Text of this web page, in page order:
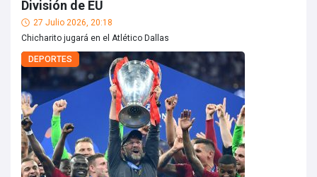
División de EU
27 Julio 2026, 20:18
Chicharito jugará en el Atlético Dallas
DEPORTES